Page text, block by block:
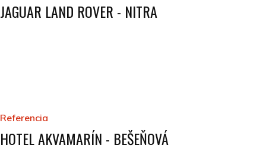
JAGUAR LAND ROVER - NITRA
Referencia
HOTEL AKVAMARÍN - BEŠEŇOVÁ